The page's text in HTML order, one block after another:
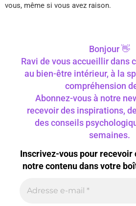
vous, même si vous avez raison.
Bonjour 👋
Ravi de vous accueillir dans
au bien-être intérieur, à la
compréhension
Abonnez-vous à notre
recevoir des inspirations,
des conseils
semaines.
Inscrivez-vous pour recevoir
notre contenu dans votre